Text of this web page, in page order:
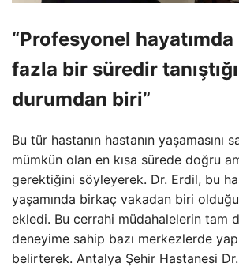
“Profesyonel
fazla bir süredir
durumdan biri”
Bu tür hastanın hastanın yaşamasını
mümkün olan en kısa sürede doğru
gerektiğini söyleyerek. Dr. Erdil, bu
yaşamında birkaç vakadan biri
ekledi. Bu cerrahi müdahalelerin tam
deneyime sahip bazı merkezlerde
belirterek. Antalya Şehir Hastanesi